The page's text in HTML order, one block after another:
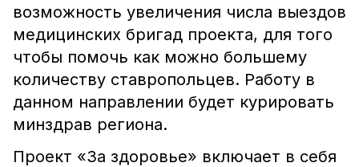
возможность увеличения числа выездов
медицинских бригад проекта, для того
чтобы помочь как можно большему
количеству ставропольцев. Работу в
данном направлении будет курировать
минздрав региона.
Проект «За здоровье» включает в себя